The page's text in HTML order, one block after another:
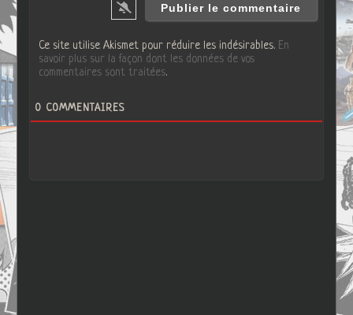
Ce site utilise Akismet pour réduire les indésirables. En
savoir plus sur la façon dont les données de vos
commentaires sont traitées.
0 COMMENTAIRES